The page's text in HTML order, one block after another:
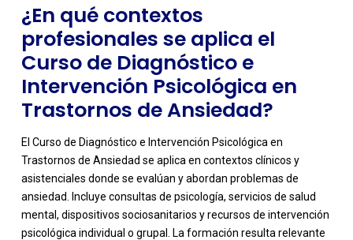
¿En qué contextos
profesionales se aplica el
Curso de Diagnóstico e
Intervención Psicológica en
Trastornos de Ansiedad?
El Curso de Diagnóstico e Intervención Psicológica en
Trastornos de Ansiedad se aplica en contextos clínicos y
asistenciales donde se evalúan y abordan problemas de
ansiedad. Incluye consultas de psicología, servicios de salud
mental, dispositivos sociosanitarios y recursos de intervención
psicológica individual o grupal. La formación resulta relevante